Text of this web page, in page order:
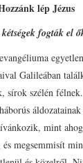
lép Jézus
fogták el
Galileában
sírok szélén
mint
megsemmisít